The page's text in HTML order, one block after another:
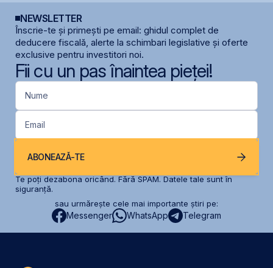
NEWSLETTER
Înscrie-te și primești pe email: ghidul complet de
deducere fiscală, alerte la schimbari legislative și oferte
exclusive pentru investitori noi.
Fii cu un pas înaintea pieței!
Nume
Email
ABONEAZĂ-TE
Te poți dezabona oricând. Fără SPAM. Datele tale sunt în
siguranță.
sau urmărește cele mai importante știri pe:
Messenger WhatsApp Telegram